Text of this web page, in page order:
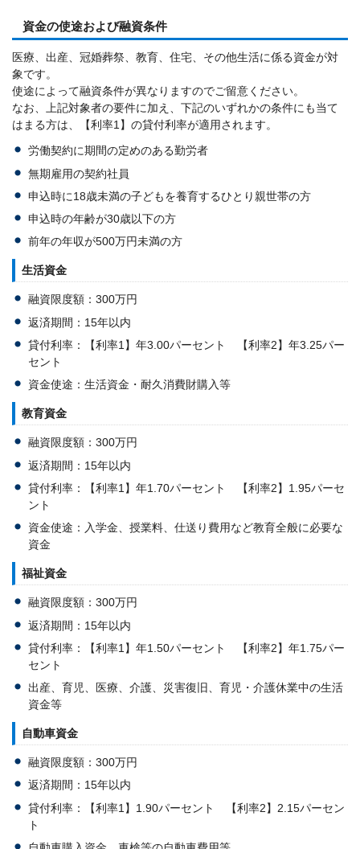
資金の使途および融資条件
医療、出産、冠婚葬祭、教育、住宅、その他生活に係る資金が対
象です。
使途によって融資条件が異なりますのでご留意ください。
なお、上記対象者の要件に加え、下記のいずれかの条件にも当て
はまる方は、【利率1】の貸付利率が適用されます。
労働契約に期間の定めのある勤労者
無期雇用の契約社員
申込時に18歳未満の子どもを養育するひとり親世帯の方
申込時の年齢が30歳以下の方
前年の年収が500万円未満の方
生活資金
融資限度額：300万円
返済期間：15年以内
貸付利率：【利率1】年3.00パーセント 【利率2】年3.25パー
セント
資金使途：生活資金・耐久消費財購入等
教育資金
融資限度額：300万円
返済期間：15年以内
貸付利率：【利率1】年1.70パーセント 【利率2】1.95パーセ
ント
資金使途：入学金、授業料、仕送り費用など教育全般に必要な
資金
福祉資金
融資限度額：300万円
返済期間：15年以内
貸付利率：【利率1】年1.50パーセント 【利率2】年1.75パー
セント
出産、育児、医療、介護、災害復旧、育児・介護休業中の生活
資金等
自動車資金
融資限度額：300万円
返済期間：15年以内
貸付利率：【利率1】1.90パーセント 【利率2】2.15パーセン
ト